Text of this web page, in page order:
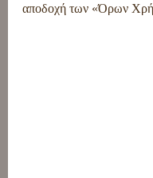
αποδοχή των «Όρων